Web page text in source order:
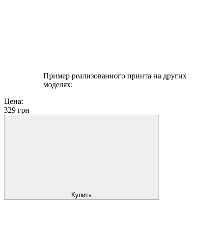
Пример реализованного принта на других
моделях:
Цена:
329 грн
Купить